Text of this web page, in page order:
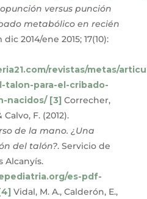
versus punción
metabólico en recién
2014/ene 2015; 17(10):
revistas/metas/
talon-para-el-cribado-
nacidos/ [3]Correcher,
Calvo, F. (2012).
de la mano. ¿Una
del talón?. Servicio de
Alcanyís.
es-pdf-
Vidal, M. A., Calderón, E.,